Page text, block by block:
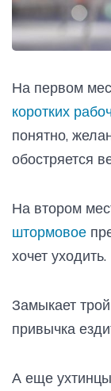
На первом
коротких
понятно,
обостряется
На втором
штормовое
хочет уходить.
Замыкает
привычка
А еще